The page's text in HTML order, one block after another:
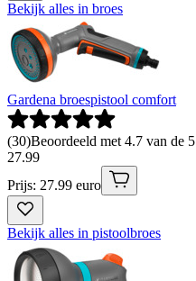
Bekijk alles in broes
Gardena broespistool comfort
(30)Beoordeeld met 4.7 van de
27.99
Prijs: 27.99 euro
Bekijk alles in pistoolbroes